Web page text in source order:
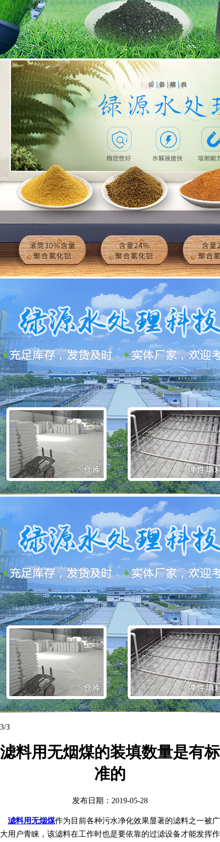
1/3
滤料用无烟煤的装填数量是有标
准的
发布日期：2019-05-28
滤料用无烟煤作为目前各种污水净化效果显著的滤料之一被广
大用户青睐，该滤料在工作时也是要依靠的过滤设备才能发挥作